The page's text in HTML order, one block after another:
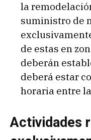
la
suministro de
de estas en
deberán
deberá estar
horaria entre
Actividades